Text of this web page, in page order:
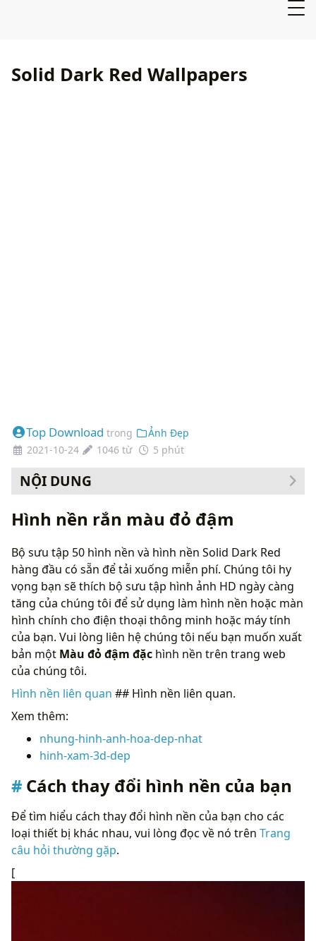
Solid Dark Red Wallpapers
Top Download trong
Ảnh Đẹp
2021-10-24
1046 từ 5 phút
NỘI DUNG
Hình nền rắn màu đỏ đậm
Bộ sưu tập 50 hình nền và hình nền Solid Dark Red
hàng đầu có sẵn để tải xuống miễn phí. Chúng tôi hy
vọng bạn sẽ thích bộ sưu tập hình ảnh HD ngày càng
tăng của chúng tôi để sử dụng làm hình nền hoặc màn
hình chính cho điện thoại thông minh hoặc máy tính
của bạn. Vui lòng liên hệ chúng tôi nếu bạn muốn xuất
bản một Màu đỏ đậm đặc hình nền trên trang web
của chúng tôi.
Hình nền liên quan ## Hình nền liên quan.
Xem thêm:
nhung-hinh-anh-hoa-dep-nhat
hinh-xam-3d-dep
Cách thay đổi hình nền của bạn
Để tìm hiểu cách thay đổi hình nền của bạn cho các
loại thiết bị khác nhau, vui lòng đọc về nó trên Trang
câu hỏi thường gặp.
[